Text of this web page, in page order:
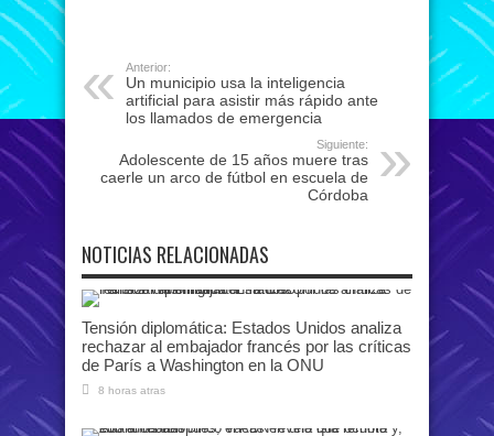
Anterior:
Un municipio usa la inteligencia
artificial para asistir más rápido ante
los llamados de emergencia
Siguiente:
Adolescente de 15 años muere tras
caerle un arco de fútbol en escuela de
Córdoba
NOTICIAS RELACIONADAS
Tensión diplomática: Estados Unidos analiza
rechazar al embajador francés por las críticas
de París a Washington en la ONU
8 horas atras